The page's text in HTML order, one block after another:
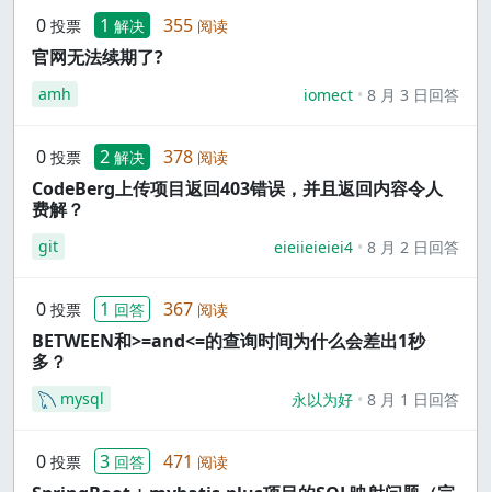
0 投票 1 解决 355 阅读
官网无法续期了?
amh iomect 8 月 3 日回答
0 投票 2 解决 378 阅读
CodeBerg上传项目返回403错误，并且返回内容令人
费解？
git eieiieieiei4 8 月 2 日回答
0 投票 1 回答 367 阅读
BETWEEN和>=and<=的查询时间为什么会差出1秒
多？
mysql 永以为好 8 月 1 日回答
0 投票 3 回答 471 阅读